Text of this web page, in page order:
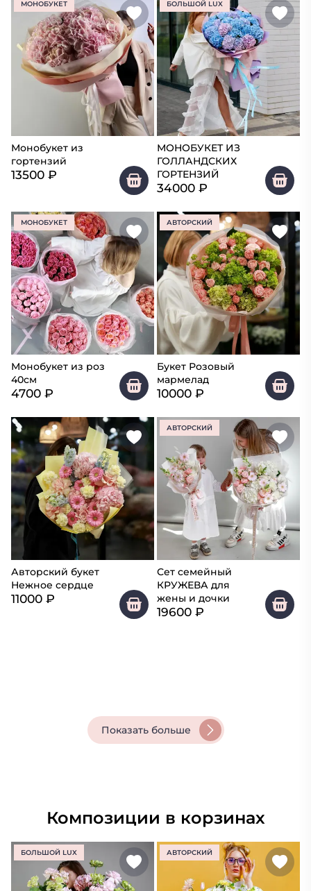
МОНОБУКЕТ
Монобукет из
гортензий
13500 ₽
БОЛЬШОЙ LUX
МОНОБУКЕТ ИЗ
ГОЛЛАНДСКИХ
ГОРТЕНЗИЙ
34000 ₽
МОНОБУКЕТ
Монобукет из роз
40см
4700 ₽
АВТОРСКИЙ
Букет Розовый
мармелад
10000 ₽
Авторский букет
Нежное сердце
11000 ₽
АВТОРСКИЙ
Сет семейный
КРУЖЕВА для
жены и дочки
19600 ₽
Показать больше
Композиции в корзинах
БОЛЬШОЙ LUX АВТОРСКИЙ